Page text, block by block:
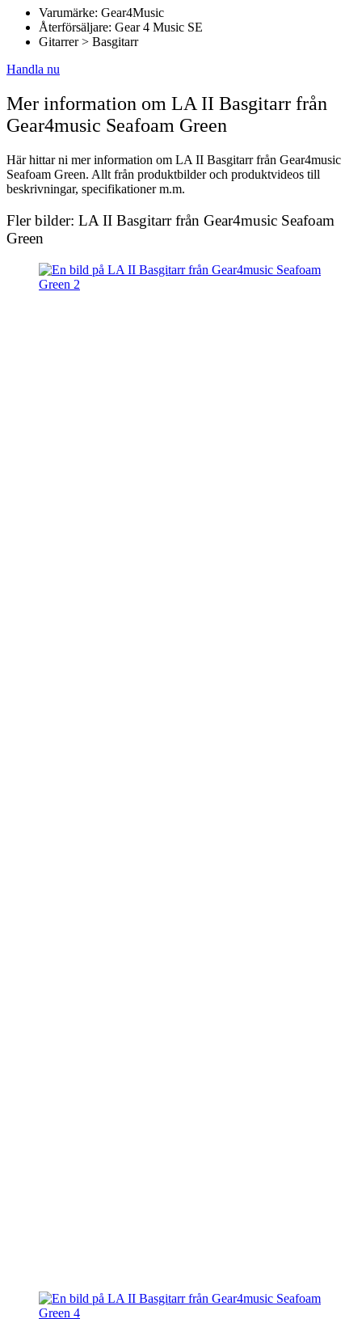
Varumärke: Gear4Music
Återförsäljare: Gear 4 Music SE
Gitarrer > Basgitarr
Handla nu
Mer information om LA II Basgitarr från
Gear4music Seafoam Green
Här hittar ni mer information om LA II Basgitarr från Gear4music
Seafoam Green. Allt från produktbilder och produktvideos till
beskrivningar, specifikationer m.m.
Fler bilder: LA II Basgitarr från Gear4music Seafoam
Green